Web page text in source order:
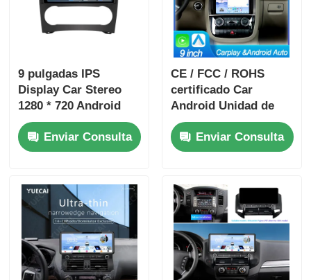
9 pulgadas IPS
Display Car Stereo
1280 * 720 Android
Car DVD Player
Portable para el Benz
Enviar Consulta
CE / FCC / ROHS
certificado Car
Android Unidad de
cabeza de 9 pulgadas
Unidad de cabeza de
tablero con salida de
Enviar Consulta